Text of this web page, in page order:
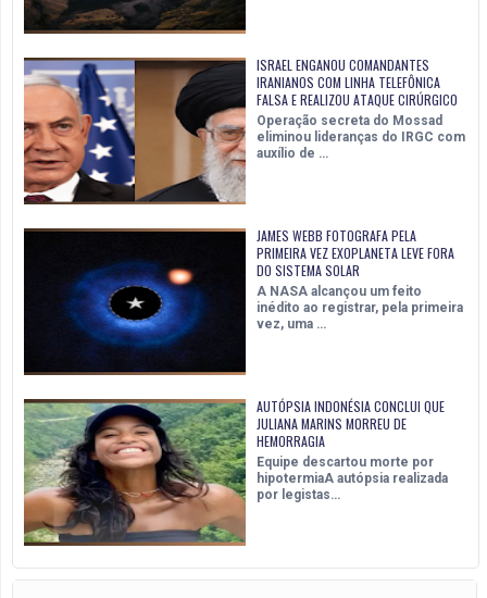
ISRAEL ENGANOU COMANDANTES
IRANIANOS COM LINHA TELEFÔNICA
FALSA E REALIZOU ATAQUE CIRÚRGICO
Operação secreta do Mossad
eliminou lideranças do IRGC com
auxílio de …
JAMES WEBB FOTOGRAFA PELA
PRIMEIRA VEZ EXOPLANETA LEVE FORA
DO SISTEMA SOLAR
A NASA alcançou um feito
inédito ao registrar, pela primeira
vez, uma …
AUTÓPSIA INDONÉSIA CONCLUI QUE
JULIANA MARINS MORREU DE
HEMORRAGIA
Equipe descartou morte por
hipotermiaA autópsia realizada
por legistas…